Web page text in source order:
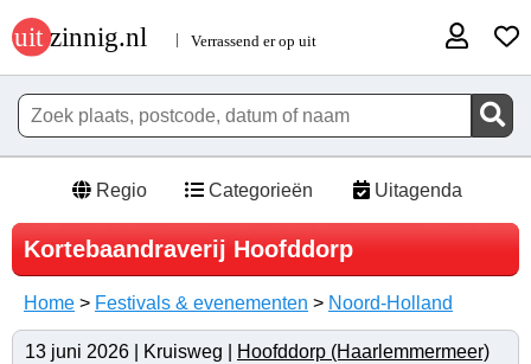
Regio Categorieën Uitagenda
Kortebaandraverij Hoofddorp
Home > Festivals & evenementen > Noord-Holland
13 juni 2026 | Kruisweg | Hoofddorp (Haarlemmermeer)